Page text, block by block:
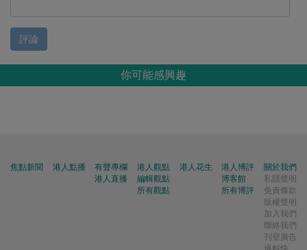
評論
你可能感興趣
焦點新聞 港人點播
有聲專欄
港人直播
港人觀點
編輯觀點
所有觀點
港人花生
港人博評
博客館
所有博評
關於我們
私隱聲明
免責條款
版權聲明
加入我們
聯絡我們
刊登廣告